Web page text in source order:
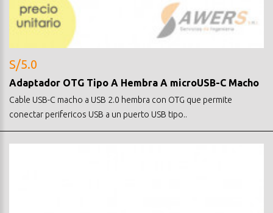
S/5.0
Adaptador OTG Tipo A Hembra A microUSB-C Macho
Cable USB-C macho a USB 2.0 hembra con OTG que permite
conectar perifericos USB a un puerto USB tipo..